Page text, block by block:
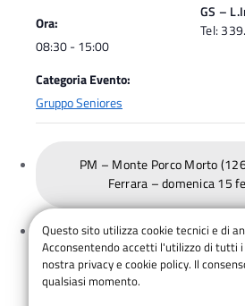
Ora:
08:30 - 15:00
Categoria Evento:
Gruppo Seniores
GS –
Tel:
Tornimparte (AQ) Da
Ferrarecce m1800 –
PM – Monte Porco Morto
Ferrara – domenica 15
Questo sito utilizza cookie tecnici e di
Acconsentendo accetti l'utilizzo di tutti
nostra privacy e cookie policy. Il
qualsiasi momento.